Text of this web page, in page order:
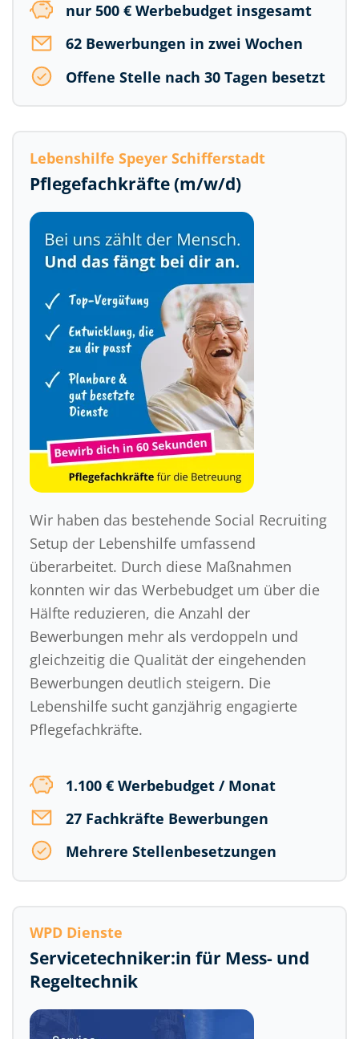
nur 500 € Werbebudget insgesamt
62 Bewerbungen in zwei Wochen
Offene Stelle nach 30 Tagen besetzt
Lebenshilfe Speyer Schifferstadt
Pflegefachkräfte (m/w/d)
Wir haben das bestehende Social Recruiting
Setup der Lebenshilfe umfassend
überarbeitet. Durch diese Maßnahmen
konnten wir das Werbebudgetum über die
Hälfte reduzieren, die Anzahl der
Bewerbungen mehr als verdoppeln und
gleichzeitig die Qualität der eingehenden
Bewerbungen deutlich steigern. Die
Lebenshilfe sucht ganzjährig engagierte
Pflegefachkräfte.
1.100 € Werbebudget / Monat
27 Fachkräfte Bewerbungen
Mehrere Stellenbesetzungen
WPD Dienste
Servicetechniker:in für Mess- und
Regeltechnik